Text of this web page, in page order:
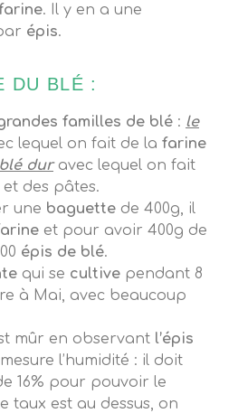
. Il y en a une
épis.
DU BLÉ :
familles de blé : le
lequel on fait de la farine
duravec lequel on fait
des pâtes.
une baguette de 400g, il
et pour avoir 400g de
épis de blé.
qui se cultive pendant 8
à Mai, avec beaucoup
mûr en observant l’épis
l’humidité : il doit
16% pour pouvoir le
taux est au dessus, on